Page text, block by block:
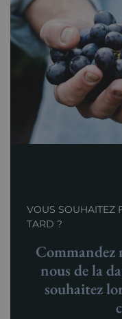
VOUS SOUHAITEZ
TARD ?
nous de la
souhaitez